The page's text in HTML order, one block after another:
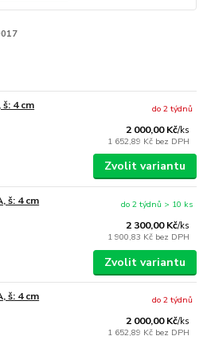
4 cm
2 000,00 Kč/ks
1 652,89 Kč bez DPH
do 2 týdnů
Zvolit variantu
š: 4 cm
2 300,00 Kč/ks
1 900,83 Kč bez DPH
do 2 týdnů > 10 ks
Zvolit variantu
š: 4 cm
2 000,00 Kč/ks
1 652,89 Kč bez DPH
do 2 týdnů